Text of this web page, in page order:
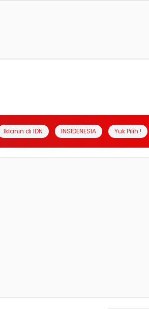
Iklanin di IDN INSIDENESIA Yuk Pilih !